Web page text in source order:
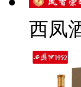
西凤